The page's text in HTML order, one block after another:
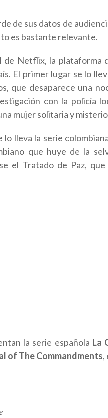
de sus datos de
es bastante relevante.
de Netflix, la plataforma
El primer lugar se lo
que desaparece una
con la policía
mujer solitaria y
lo lleva la serie colombiana
que huye de la
el Tratado de Paz,
la serie española La
of The Commandments,